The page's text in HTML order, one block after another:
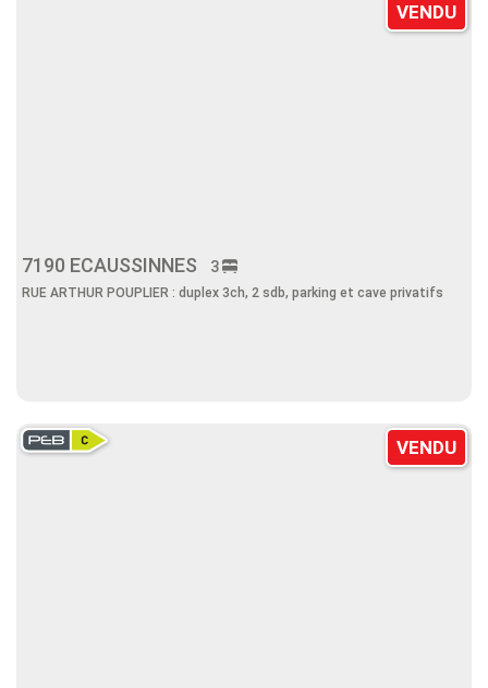
VENDU
7190 ECAUSSINNES 3
RUE ARTHUR POUPLIER : duplex 3ch, 2 sdb, parking et cave privatifs
VENDU